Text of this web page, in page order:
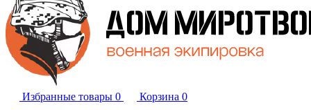
Избранные товары 0 Корзина 0